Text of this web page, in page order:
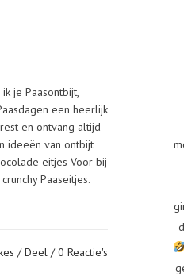
je Paasontbijt,
een heerlijk
en ontvang altijd
ideeën van ontbijt
eitjes Voor bij
Paaseitjes.
Deel 0 Reactie's